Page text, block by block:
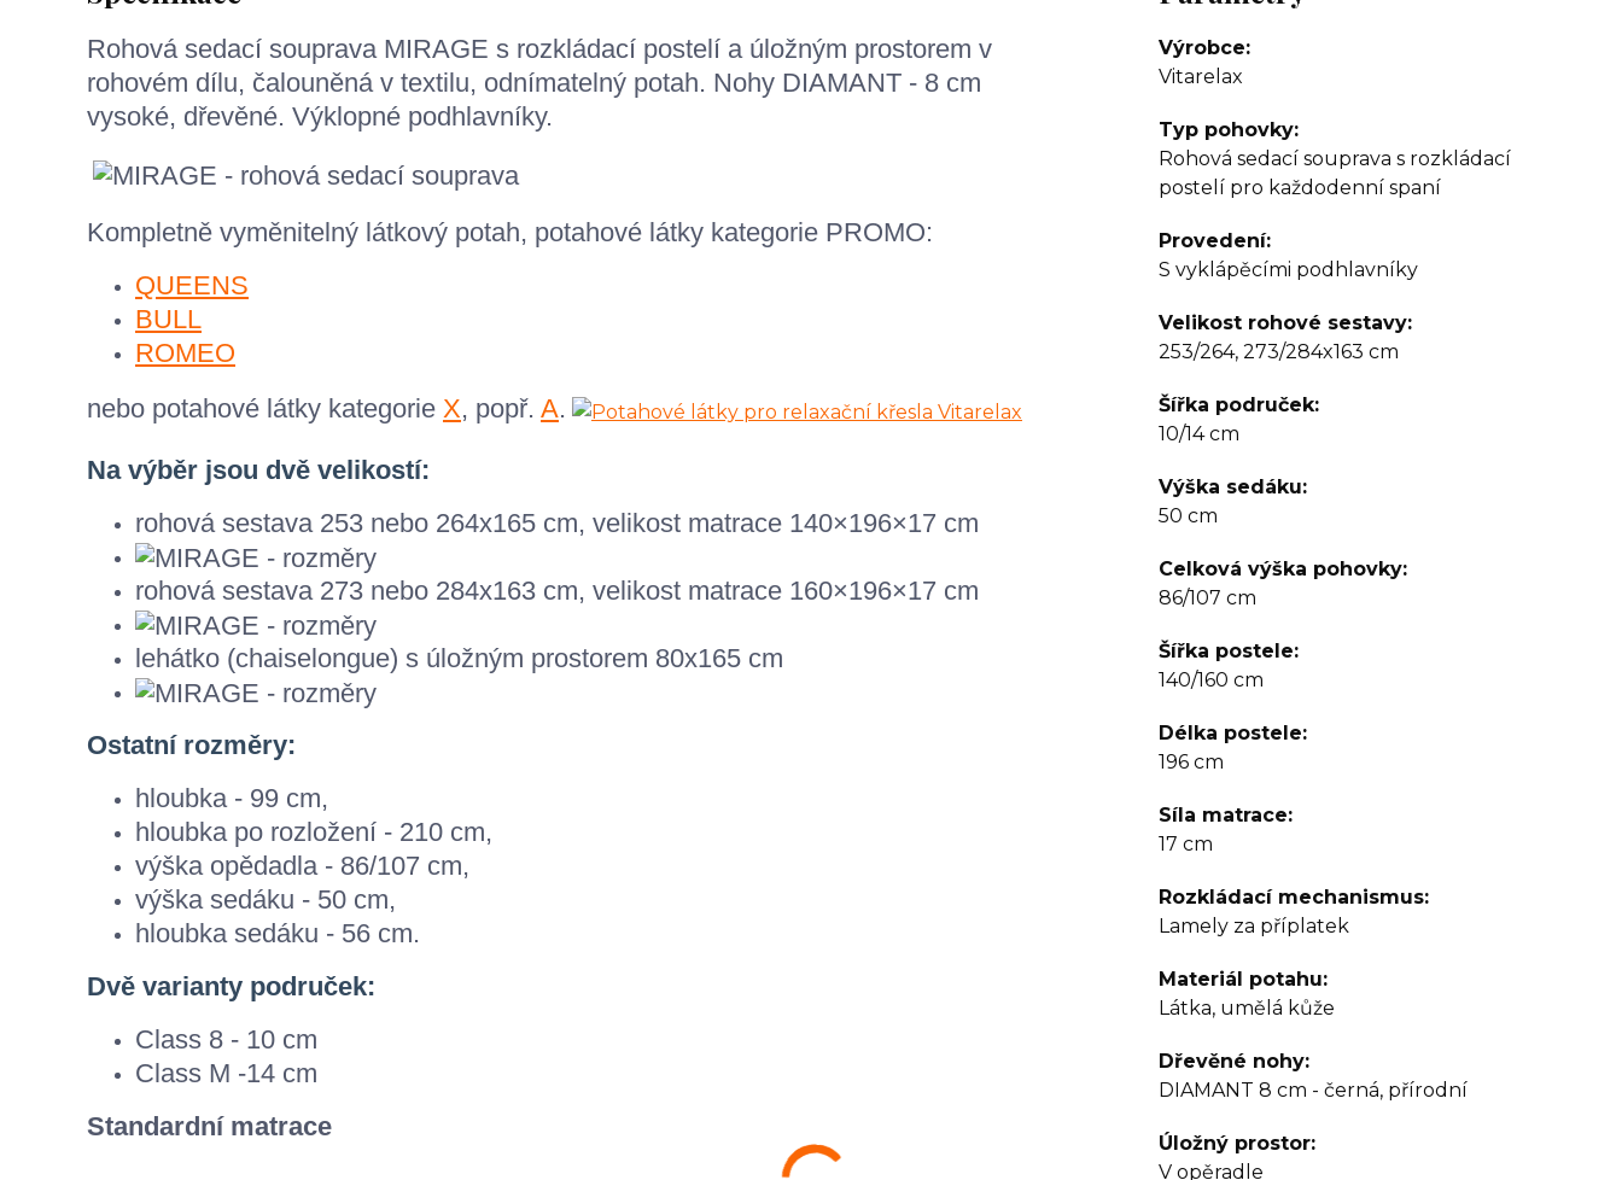
Rohová sedací souprava MIRAGE s rozkládací postelí a úložným prostorem v
rohovém dílu, čalouněná v textilu, odnímatelný potah. Nohy DIAMANT - 8 cm
vysoké, dřevěné. Výklopné podhlavníky.
Kompletně vyměnitelný látkový potah, potahové látky kategorie PROMO:
QUEENS
BULL
ROMEO
nebo potahové látky kategorie X, popř. A.
Na výběr jsou dvě velikostí:
rohová sestava 253 nebo 264x165 cm, velikost matrace 140×196×17 cm
rohová sestava 273 nebo 284x163 cm, velikost matrace 160×196×17 cm
lehátko (chaiselongue) s úložným prostorem 80x165 cm
Ostatní rozměry:
hloubka - 99 cm,
hloubka po rozložení - 210 cm,
výška opědadla - 86/107 cm,
výška sedáku - 50 cm,
hloubka sedáku - 56 cm.
Dvě varianty područek:
Class 8 - 10 cm
Class M -14 cm
Standardní matrace
Výrobce
Vitarelax
Typ pohovky
Rohová sedací souprava s rozkládací
postelí pro každodenní spaní
Provedení
S vyklápěcími podhlavníky
Velikost rohové sestavy
253/264, 273/284x163 cm
Šířka područek
10/14 cm
Výška sedáku
50 cm
Celková výška pohovky
86/107 cm
Šířka postele
140/160 cm
Délka postele
196 cm
Síla matrace
17 cm
Rozkládací mechanismus
Lamely za příplatek
Materiál potahu
Látka, umělá kůže
Dřevěné nohy
DIAMANT 8 cm - černá, přírodní
Úložný prostor
V opěradle